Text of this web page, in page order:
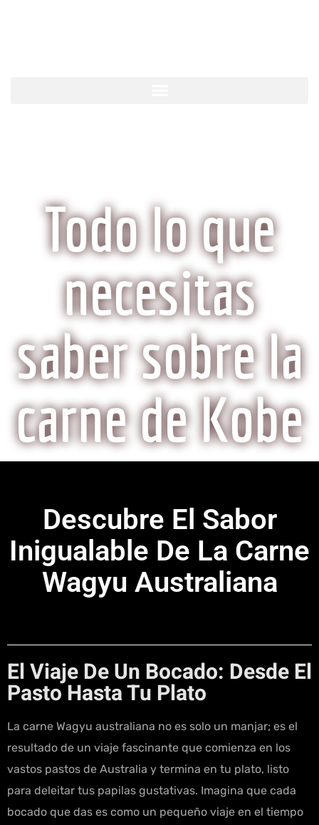
Todo lo que
necesitas
saber sobre la
carne de Kobe
Descubre El Sabor
Inigualable De La Carne
Wagyu Australiana
El Viaje De Un Bocado: Desde El
Pasto Hasta Tu Plato
La carne Wagyu australiana no es solo un manjar; es el
resultado de un viaje fascinante que comienza en los
vastos pastos de Australia y termina en tu plato, listo
para deleitar tus papilas gustativas. Imagina que cada
bocado que das es como un pequeño viaje en el tiempo